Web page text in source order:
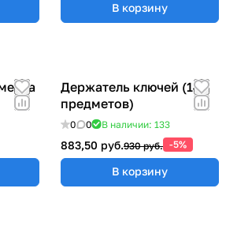
В корзину
Держатель ключей (14
предметов)
0 0 В наличии: 133
883,50 руб.930 руб. -5%
В корзину